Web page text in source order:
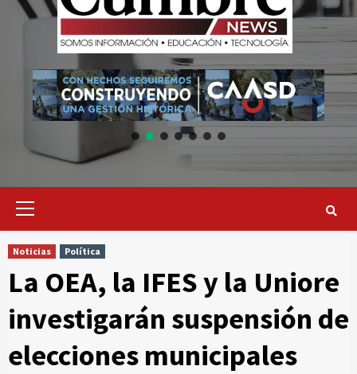
Primary
Noticias Política
La OEA, la IFES y la Uniore
investigarán suspensión de
elecciones municipales